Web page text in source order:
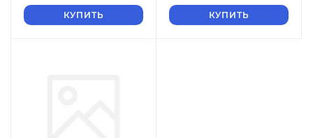
КУПИТЬ КУПИТЬ